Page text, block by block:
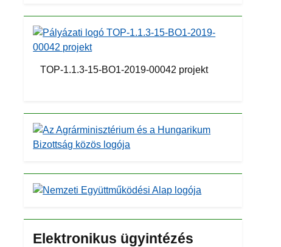
TOP-1.1.3-15-BO1-2019-00042 projekt
Elektronikus ügyintézés